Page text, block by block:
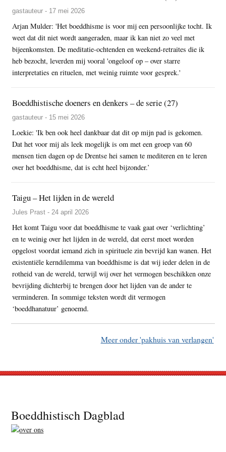
gastauteur - 17 mei 2026
Arjan Mulder: 'Het boeddhisme is voor mij een persoonlijke tocht. Ik
weet dat dit niet wordt aangeraden, maar ik kan niet zo veel met
bijeenkomsten. De meditatie-ochtenden en weekend-retraites die ik
heb bezocht, leverden mij vooral 'ongeloof op – over starre
interpretaties en rituelen, met weinig ruimte voor gesprek.'
Boeddhistische doeners en denkers – de serie (27)
gastauteur - 15 mei 2026
Loekie: 'Ik ben ook heel dankbaar dat dit op mijn pad is gekomen.
Dat het voor mij als leek mogelijk is om met een groep van 60
mensen tien dagen op de Drentse hei samen te mediteren en te leren
over het boeddhisme, dat is echt heel bijzonder.’
Taigu – Het lijden in de wereld
Jules Prast - 24 april 2026
Het komt Taigu voor dat boeddhisme te vaak gaat over ‘verlichting’
en te weinig over het lijden in de wereld, dat eerst moet worden
opgelost voordat iemand zich in spirituele zin bevrijd kan wanen. Het
existentiële kerndilemma van boeddhisme is dat wij ieder delen in de
rotheid van de wereld, terwijl wij over het vermogen beschikken onze
bevrijding dichterbij te brengen door het lijden van de ander te
verminderen. In sommige teksten wordt dit vermogen
‘boeddhanatuur’ genoemd.
Meer onder 'pakhuis van verlangen'
Footer
Boeddhistisch Dagblad